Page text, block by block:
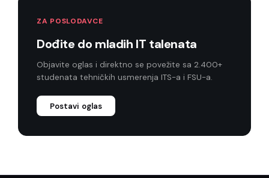
ZA POSLODAVCE
Dođite do mladih IT talenata
Objavite oglas i direktno se povežite sa 2.400+
studenata tehničkih usmerenja ITS-a i FSU-a.
Postavi oglas